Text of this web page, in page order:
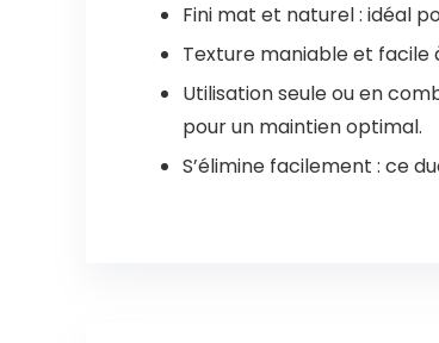
Fini mat et naturel : idéal
Texture maniable et facile
Utilisation seule ou en
pour un maintien optimal.
S’élimine facilement : ce